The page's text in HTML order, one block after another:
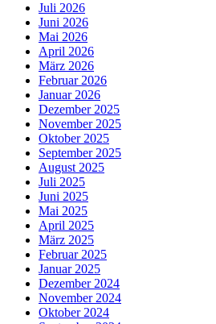
Juli 2026
Juni 2026
Mai 2026
April 2026
März 2026
Februar 2026
Januar 2026
Dezember 2025
November 2025
Oktober 2025
September 2025
August 2025
Juli 2025
Juni 2025
Mai 2025
April 2025
März 2025
Februar 2025
Januar 2025
Dezember 2024
November 2024
Oktober 2024